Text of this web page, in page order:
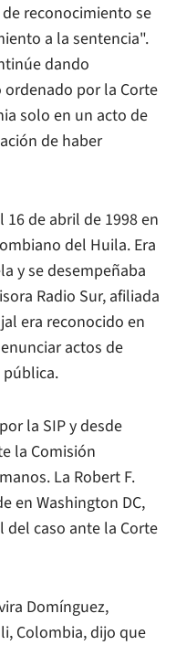
reconocimiento se
a la sentencia".
dando
por la Corte
solo en un acto de
de haber
de abril de 1998 en
del Huila. Era
y se desempeñaba
Radio Sur, afiliada
era reconocido en
actos de
la SIP y desde
la Comisión
La Robert F.
en Washington DC,
del caso ante la Corte
Domínguez,
Colombia, dijo que